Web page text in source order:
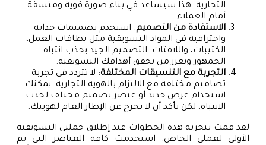
التجارية. هذا سيساعد في بناء صورة قوية ومتسقة
أمام العملاء.
الاستفادة من التصميم: استخدم تصميمات جذابة
واحترافية في المواد التسويقية مثل بطاقات العمل،
الكتيبات، واللافتات. التصميم الجيد يجذب انتباه
الجمهور ويعزز من تحقق أهدافك التسويقية.
التجربة مع التنسيقات المختلفة: لا تتردد في تجربة
تصاميم مختلفة مع الالتزام بالهوية التجارية. يمكنك
استخدام عرض جديد أو عنصر تصميم مختلف لجذب
الانتباه، لكن تأكد أن لا تخرج عن الإطار العام لهويتك.
لقد قمت بتجربة هذه الخطوات عند إطلاق حملتي التسويقية
الأولى لعملي الخاص. استخدمت كافة العناصر التي تم